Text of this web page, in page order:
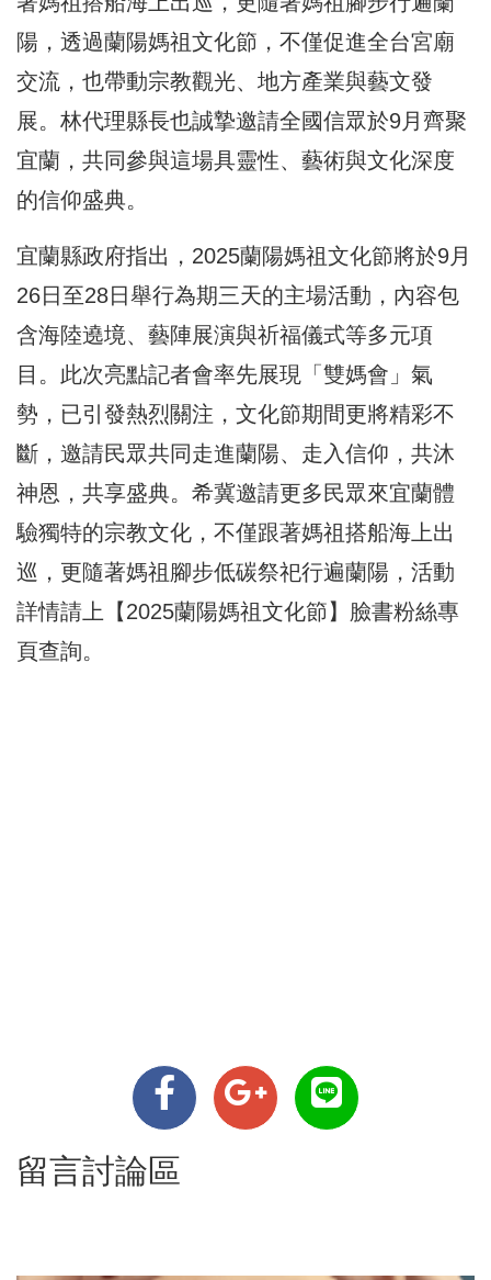
陽，透過蘭陽媽祖文化節，不僅促進全台宮廟
交流，也帶動宗教觀光、地方產業與藝文發
展。林代理縣長也誠摯邀請全國信眾於9月齊聚
宜蘭，共同參與這場具靈性、藝術與文化深度
的信仰盛典。
宜蘭縣政府指出，2025蘭陽媽祖文化節將於9月
26日至28日舉行為期三天的主場活動，內容包
含海陸遶境、藝陣展演與祈福儀式等多元項
目。此次亮點記者會率先展現「雙媽會」氣
勢，已引發熱烈關注，文化節期間更將精彩不
斷，邀請民眾共同走進蘭陽、走入信仰，共沐
神恩，共享盛典。希冀邀請更多民眾來宜蘭體
驗獨特的宗教文化，不僅跟著媽祖搭船海上出
巡，更隨著媽祖腳步低碳祭祀行遍蘭陽，活動
詳情請上【2025蘭陽媽祖文化節】臉書粉絲專
頁查詢。
留言討論區